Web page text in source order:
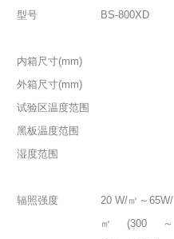
型号 BS-800XD
内箱尺寸(mm)
外箱尺寸(mm)
试验区温度范围
黑板温度范围
湿度范围
辐照强度
20 W/㎡～65W/
㎡(300～